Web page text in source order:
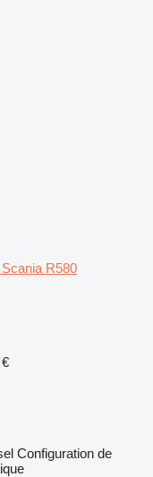
R580
Configuration de